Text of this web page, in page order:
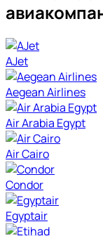
AJet
Aegean Airlines
Air Arabia Egypt
Air Cairo
Condor
Egyptair